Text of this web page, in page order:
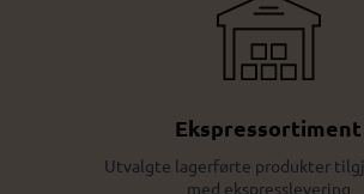
Ekspressortiment
Utvalgte lagerførte produkter
med ekspresslevering